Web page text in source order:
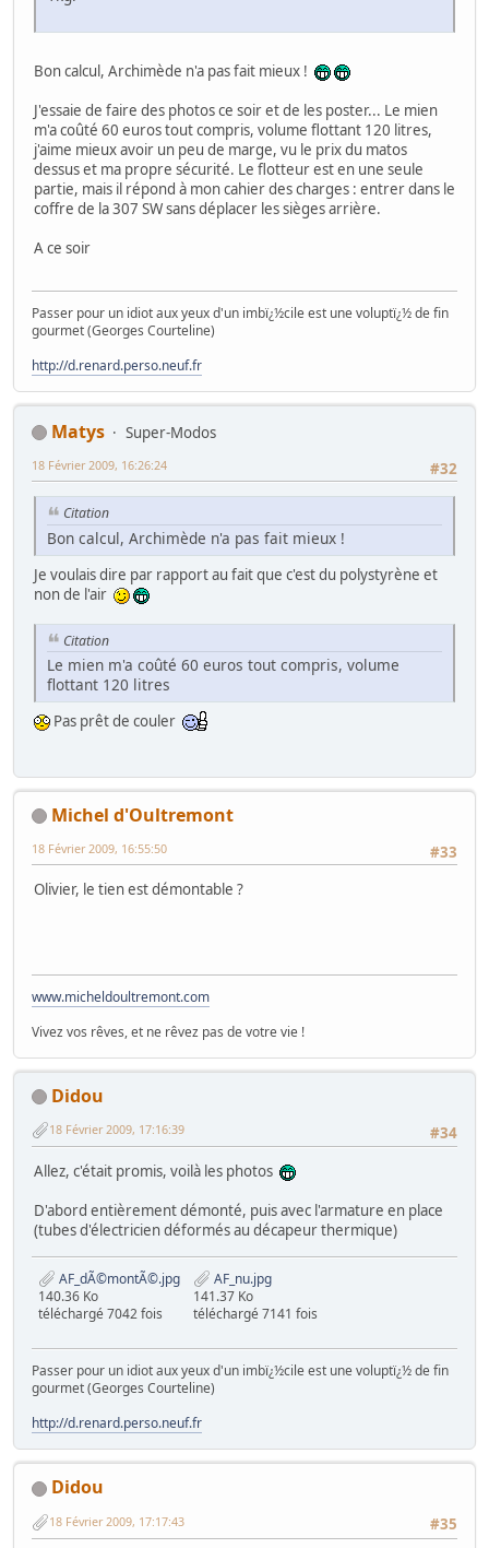
Bon calcul, Archimède n'a pas fait mieux !
J'essaie de faire des photos ce soir et de les poster... Le mien
m'a coûté 60 euros tout compris, volume flottant 120 litres,
j'aime mieux avoir un peu de marge, vu le prix du matos
dessus et ma propre sécurité. Le flotteur est en une seule
partie, mais il répond à mon cahier des charges : entrer dans le
coffre de la 307 SW sans déplacer les sièges arrière.
A ce soir
Passer pour un idiot aux yeux d'un imbï¿½cile est une voluptï¿½ de fin
gourmet (Georges Courteline)
http://d.renard.perso.neuf.fr
Matys
Super-Modos
#32
18 Février 2009, 16:26:24
Citation
Bon calcul, Archimède n'a pas fait mieux !
Je voulais dire par rapport au fait que c'est du polystyrène et
non de l'air
Citation
Le mien m'a coûté 60 euros tout compris, volume
flottant 120 litres
Pas prêt de couler
Michel d'Oultremont
#33
18 Février 2009, 16:55:50
Olivier, le tien est démontable ?
www.micheldoultremont.com
Vivez vos rêves, et ne rêvez pas de votre vie !
Didou
#34
18 Février 2009, 17:16:39
Allez, c'était promis, voilà les photos
D'abord entièrement démonté, puis avec l'armature en place
(tubes d'électricien déformés au décapeur thermique)
AF_dÃ©montÃ©.jpg
140.36 Ko
téléchargé 7042 fois
AF_nu.jpg
141.37 Ko
téléchargé 7141 fois
Passer pour un idiot aux yeux d'un imbï¿½cile est une voluptï¿½ de fin
gourmet (Georges Courteline)
http://d.renard.perso.neuf.fr
Didou
#35
18 Février 2009, 17:17:43